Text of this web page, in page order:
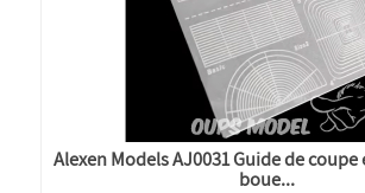
Alexen Models AJ0031 Guide de coupe
boue...